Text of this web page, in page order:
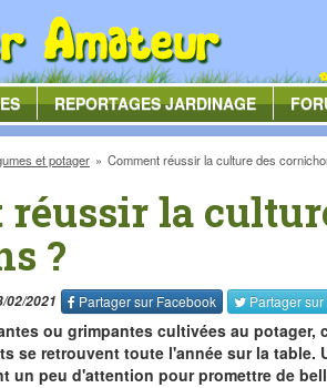
REPORTAGESJARDINAGE
et potager Comment réussir la culture des
réussir la
?
02/2021 Partager sur Facebook Partager sur
ou grimpantes cultivées au
se retrouvent toute l'année sur la table.
un peu d'attention pour promettre de